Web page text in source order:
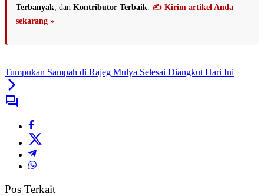
Terbanyak , dan Kontributor Terbaik ✍️ Kirim artikel Anda
sekarang »
Tumpukan Sampah di Rajeg Mulya Selesai Diangkut Hari Ini
Pos Terkait